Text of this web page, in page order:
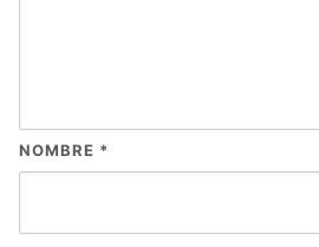
NOMBRE *